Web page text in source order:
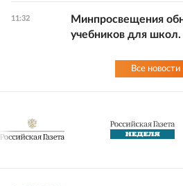
11:32
Минпросвещения
учебников для
Все новости